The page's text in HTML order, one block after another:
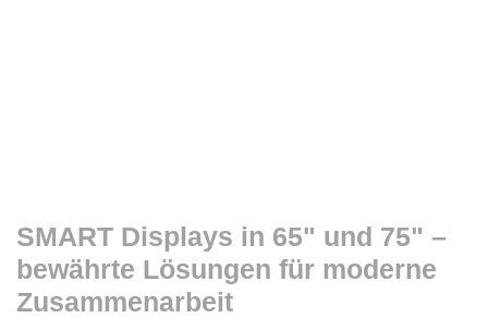
SMART Displays in 65" und 75" –
bewährte Lösungen für moderne
Zusammenarbeit